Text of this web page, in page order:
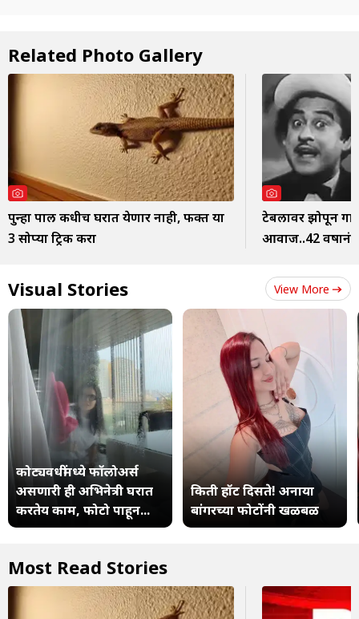
Related Photo Gallery
पुन्हा पाल कधीच घरात येणार नाही, फक्त या
3 सोप्या ट्रिक करा
टेबलावर झोपून
आवाज..42
Visual Stories View More
कोट्यवधींमध्ये फॉलोअर्स
असणारी ही अभिनेत्री घरात
करतेय काम, फोटो पाहून...
किती हॉट दिसते! अनाया
बांगरच्या फोटोंनी खळबळ
Most Read Stories